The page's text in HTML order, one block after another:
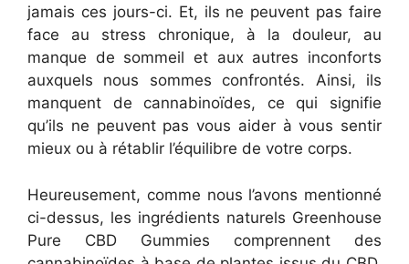
jamais ces jours-ci. Et, ils ne peuvent pas faire
face au stress chronique, à la douleur, au
manque de sommeil et aux autres inconforts
auxquels nous sommes confrontés. Ainsi, ils
manquent de cannabinoïdes, ce qui signifie
qu’ils ne peuvent pas vous aider à vous sentir
mieux ou à rétablir l’équilibre de votre corps.
Heureusement, comme nous l’avons mentionné
ci-dessus, les ingrédients naturels Greenhouse
Pure CBD Gummies comprennent des